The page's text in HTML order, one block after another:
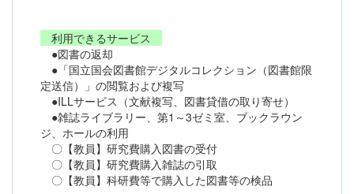
利用できるサービス
●図書の返却
●「国立国会図書館デジタルコレクション（図書館限
定送信）」の閲覧および複写
●ILLサービス（文献複写、図書貸借の取り寄せ）
●雑誌ライブラリー、第1～3ゼミ室、ブックラウン
ジ、ホールの利用
〇【教員】研究費購入図書の受付
〇【教員】研究費購入雑誌の引取
〇【教員】科研費等で購入した図書等の検品